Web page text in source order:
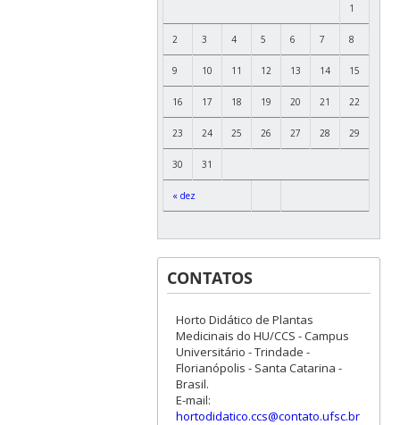
« dez
1
2 3 4 5 6 7 8
9 10 11 12 13 14 15
16 17 18 19 20 21 22
23 24 25 26 27 28 29
30 31
CONTATOS
Horto Didático de Plantas
Medicinais do HU/CCS - Campus
Universitário - Trindade -
Florianópolis - Santa Catarina -
Brasil.
E-mail:
hortodidatico.ccs@contato.ufsc.br